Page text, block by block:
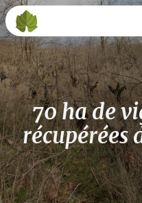
70 ha de
récupérées